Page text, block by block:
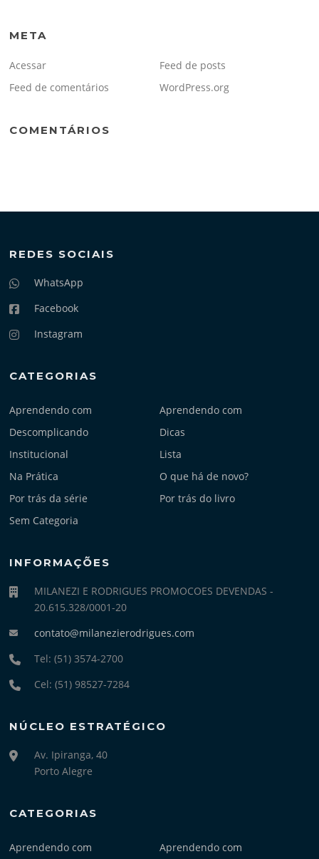
META
Acessar
Feed de posts
Feed de comentários
WordPress.org
COMENTÁRIOS
REDES SOCIAIS
WhatsApp
Facebook
Instagram
CATEGORIAS
Aprendendo com
Aprendendo com
Descomplicando
Dicas
Institucional
Lista
Na Prática
O que há de novo?
Por trás da série
Por trás do livro
Sem Categoria
INFORMAÇÕES
MILANEZI E RODRIGUES PROMOCOES DEVENDAS -
20.615.328/0001-20
contato@milanezierodrigues.com
Tel: (51) 3574-2700
Cel: (51) 98527-7284
NÚCLEO ESTRATÉGICO
Av. Ipiranga, 40
Porto Alegre
CATEGORIAS
Aprendendo com Aprendendo com